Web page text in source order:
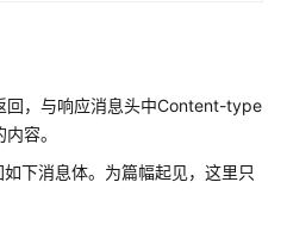
回，与响应消息头中Content-type
容。
下消息体。为篇幅起见，这里只